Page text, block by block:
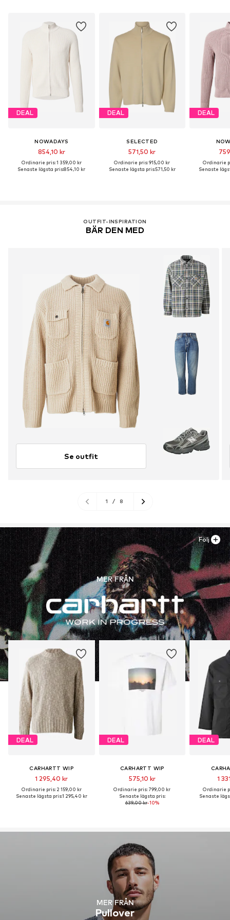
DEAL
NOWADAYS
854,10 kr
Ordinarie pris: 1 359,00 kr
Senaste lägsta pris:854,10 kr
DEAL
SELECTED
571,50 kr
Ordinarie pris: 915,00 kr
Senaste lägsta pris:571,50 kr
DEAL
Ordinarie
Senaste
OUTFIT-INSPIRATION
BÄR DEN MED
Se outfit
1 / 8
MER FRÅN
DEAL
CARHARTT WIP
1 295,40 kr
Ordinarie pris: 2 159,00 kr
Senaste lägsta pris:1 295,40 kr
DEAL
CARHARTT WIP
575,10 kr
Ordinarie pris: 799,00 kr
Senaste lägsta pris:
639,00 kr-10%
DEAL
1
Ordinarie
Senaste
Följ
MER FRÅN
Pullover